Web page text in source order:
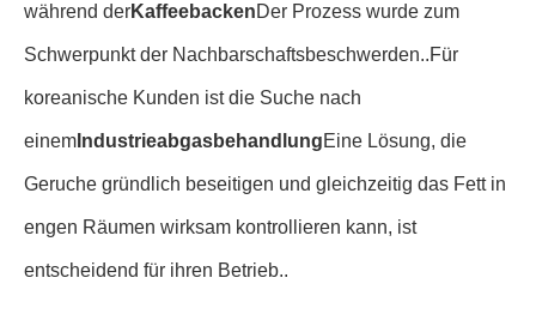
während derKaffeebackenDer Prozess wurde zum
Schwerpunkt der Nachbarschaftsbeschwerden..Für
koreanische Kunden ist die Suche nach
einem IndustrieabgasbehandlungEine Lösung, die
Geruche gründlich beseitigen und gleichzeitig das Fett in
engen Räumen wirksam kontrollieren kann, ist
entscheidend für ihren Betrieb..